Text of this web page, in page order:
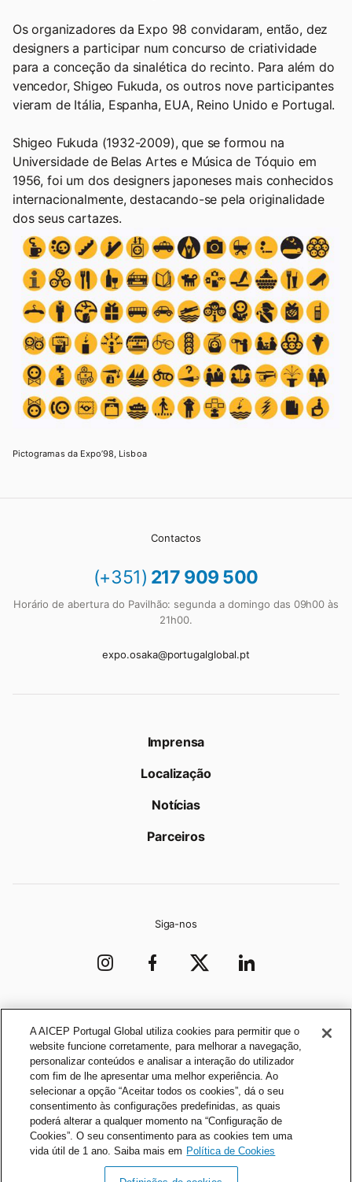
Os organizadores da Expo 98 convidaram, então, dez
designers a participar num concurso de criatividade
para a conceção da sinalética do recinto. Para além do
vencedor, Shigeo Fukuda, os outros nove participantes
vieram de Itália, Espanha, EUA, Reino Unido e Portugal.
Shigeo Fukuda (1932-2009), que se formou na
Universidade de Belas Artes e Música de Tóquio em
1956, foi um dos designers japoneses mais conhecidos
internacionalmente, destacando-se pela originalidade
dos seus cartazes.
Pictogramas da Expo’98, Lisboa
Contactos
(+351) 217 909 500
Horário de abertura do Pavilhão: segunda a domingo das 09h00 às
21h00.
expo.osaka@portugalglobal.pt
Imprensa
Localização
Notícias
Parceiros
Siga-nos
A AICEP Portugal Global utiliza cookies para permitir que o
website funcione corretamente, para melhorar a navegação,
personalizar conteúdos e analisar a interação do utilizador
com fim de lhe apresentar uma melhor experiência. Ao
selecionar a opção “Aceitar todos os cookies”, dá o seu
consentimento às configurações predefinidas, as quais
poderá alterar a qualquer momento na “Configuração de
Cookies”. O seu consentimento para as cookies tem uma
vida útil de 1 ano. Saiba mais em Política de Cookies